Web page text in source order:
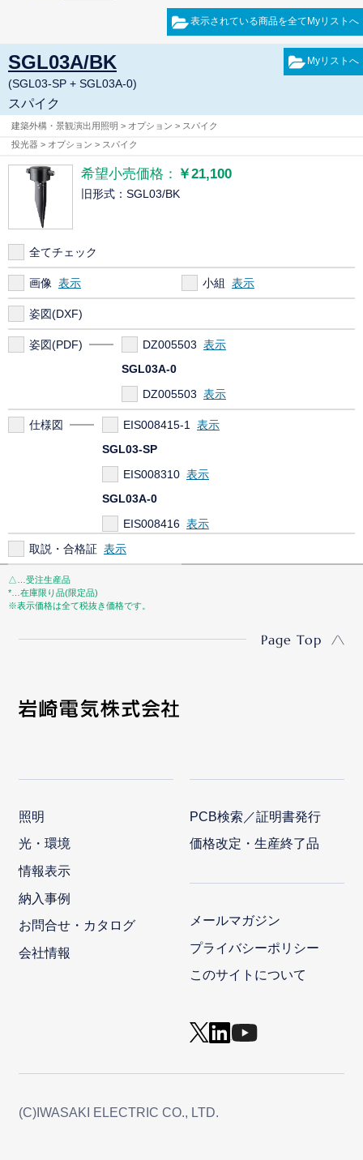
SGL03A/BK
(SGL03-SP + SGL03A-0)
スパイク
建築外構・景観演出用照明 > オプション > スパイク
投光器 > オプション > スパイク
希望小売価格： ￥21,100
旧形式：SGL03/BK
全てチェック
画像 小組
姿図(DXF)
姿図(PDF)
DZ005503
SGL03A-0
DZ005503
仕様図
EIS008415-1
SGL03-SP
EIS008310
SGL03A-0
EIS008416
取説・合格証
△…受注生産品
*…在庫限り品(限定品)
※表示価格は全て税抜き価格です。
Page Top
照明
光・環境
情報表示
納入事例
お問合せ・カタログ
会社情報
PCB検索／証明書発行
価格改定・生産終了品
メールマガジン
プライバシーポリシー
このサイトについて
(C)IWASAKI ELECTRIC CO., LTD.